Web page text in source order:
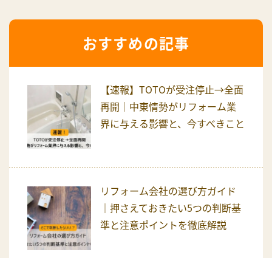
おすすめの記事
【速報】TOTOが受注停止→全面
再開｜中東情勢がリフォーム業
界に与える影響と、今すべきこと
リフォーム会社の選び方ガイド
｜押さえておきたい5つの判断基
準と注意ポイントを徹底解説